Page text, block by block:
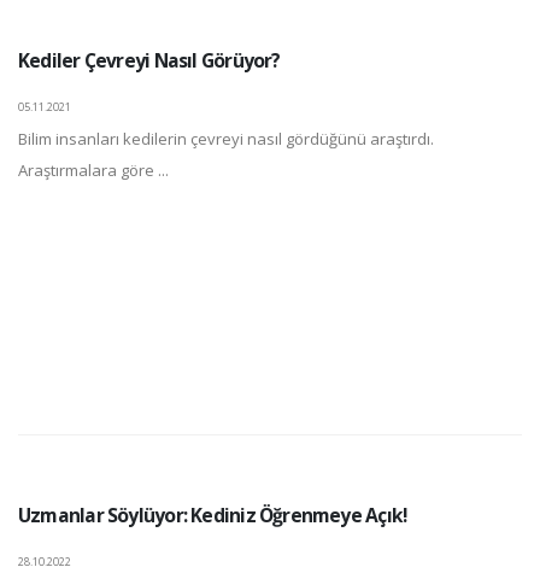
Kediler Çevreyi Nasıl Görüyor?
05.11.2021
Bilim insanları kedilerin çevreyi nasıl gördüğünü araştırdı.
Araştırmalara göre ...
Uzmanlar Söylüyor: Kediniz Öğrenmeye Açık!
28.10.2022